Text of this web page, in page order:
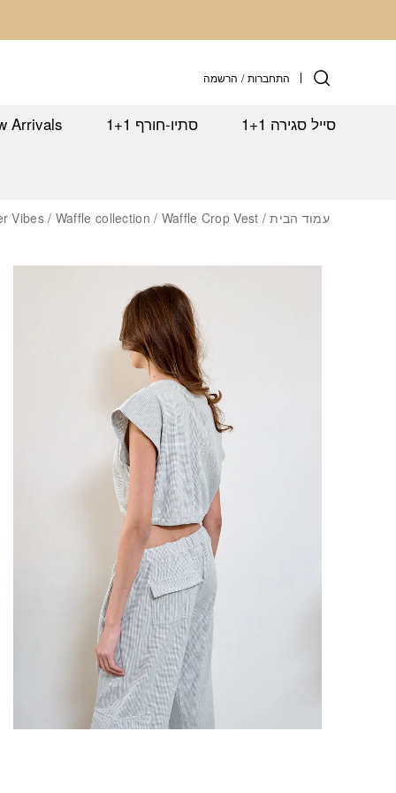
התחברות / הרשמה
סייל סגירה 1+1 סתיו-חורף 1+1 Arrivals
עמוד הבית/
Vibes/ Waffle collection / Waffle Crop Vest – אפודת וופל קרופ בגוון אפור